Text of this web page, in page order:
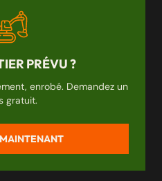
PRÉVU ?
enrobé. Demandez un
gratuit.